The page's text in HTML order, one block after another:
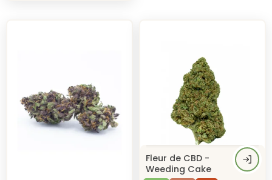
Fleur de CBD -
Weeding Cake